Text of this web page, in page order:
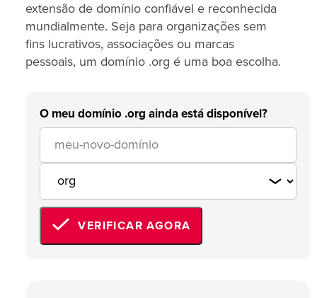
extensão de domínio confiável e reconhecida
mundialmente. Seja para organizações sem
fins lucrativos, associações ou marcas
pessoais, um domínio .org é uma boa escolha.
O meu domínio .org ainda está disponível?
VERIFICAR AGORA